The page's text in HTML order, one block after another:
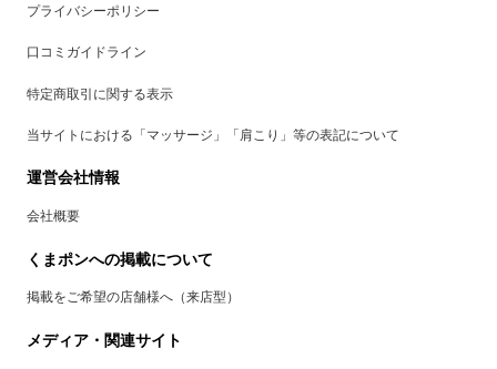
プライバシーポリシー
口コミガイドライン
特定商取引に関する表示
当サイトにおける「マッサージ」「肩こり」等の表記について
運営会社情報
会社概要
くまポンへの掲載について
掲載をご希望の店舗様へ（来店型）
メディア・関連サイト